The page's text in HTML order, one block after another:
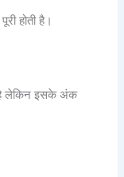
होती है।
है लेकिन इसके अंक